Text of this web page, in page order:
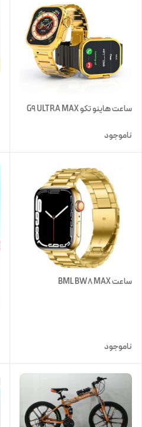
ساعت هاینو تکو G9 ULTRA MAX
ناموجود
ساعت BML BW8 MAX
ناموجود